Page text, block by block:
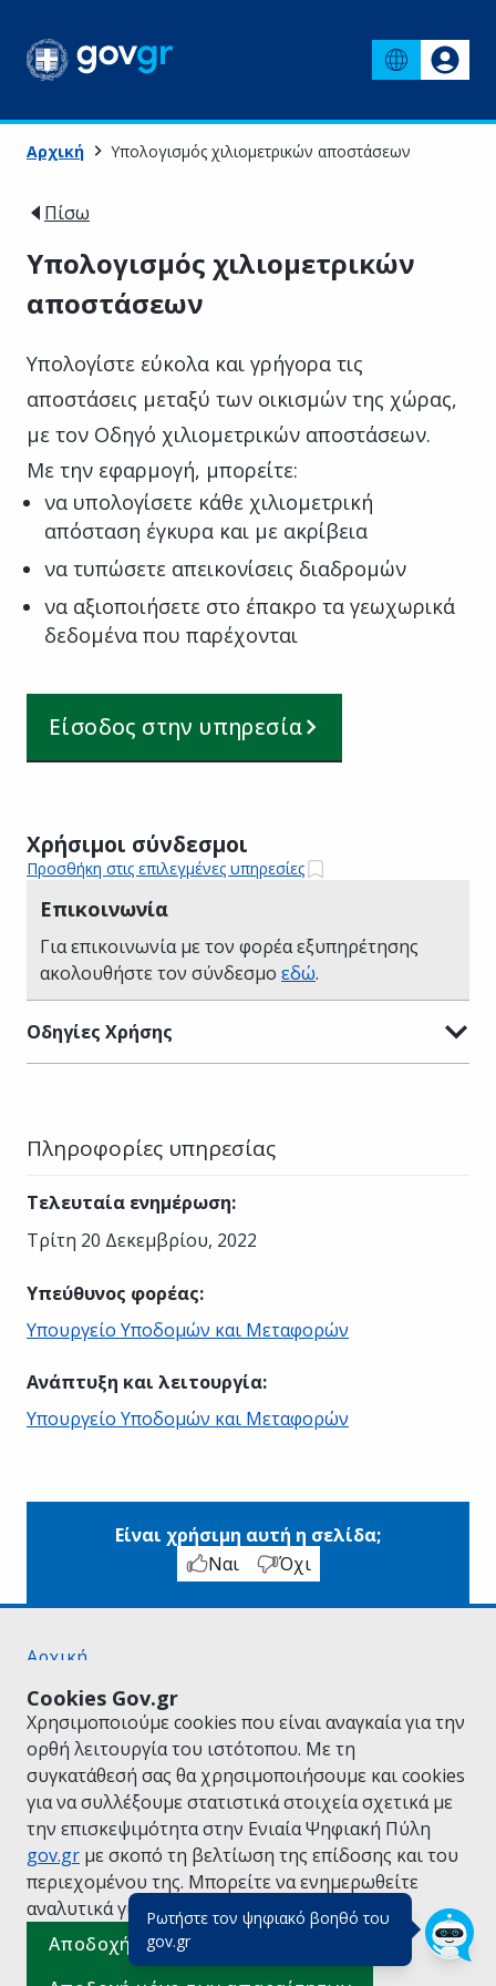
Ρωτήστε τον ψηφιακό βοηθό του
gov.gr(πάτησε για κλείσιμο)
Cookies Gov.gr
Χρησιμοποιούμε cookies που είναι αναγκαία για την
ορθή λειτουργία του ιστότοπου. Με τη
συγκατάθεσή σας θα χρησιμοποιήσουμε και cookies
για να συλλέξουμε στατιστικά στοιχεία σχετικά με
την επισκεψιμότητα στην Ενιαία Ψηφιακή Πύλη
gov.gr με σκοπό τη βελτίωση της επίδοσης και του
περιεχομένου της. Μπορείτε να ενημερωθείτε
αναλυτικά για την Πολιτική Cookies.
Αποδοχή όλων
Αρχική Υπολογισμός χιλιομετρικών αποστάσεων
Πίσω
Υπολογισμός χιλιομετρικών
αποστάσεων
Υπολογίστε εύκολα και γρήγορα τις
αποστάσεις μεταξύ των οικισμών της χώρας,
με τον Οδηγό χιλιομετρικών αποστάσεων.
Με την εφαρμογή, μπορείτε:
να υπολογίσετε κάθε χιλιομετρική
απόσταση έγκυρα και με ακρίβεια
να τυπώσετε απεικονίσεις διαδρομών
να αξιοποιήσετε στο έπακρο τα γεωχωρικά
δεδομένα που παρέχονται
Είσοδος στην υπηρεσία
Χρήσιμοι σύνδεσμοι
Προσθήκη στις επιλεγμένες υπηρεσίες
Επικοινωνία
Για επικοινωνία με τον φορέα εξυπηρέτησης
ακολουθήστε τον σύνδεσμο εδώ.
Οδηγίες Χρήσης
Πληροφορίες υπηρεσίας
Τελευταία ενημέρωση:
Τρίτη 20 Δεκεμβρίου, 2022
Υπεύθυνος φορέας:
Υπουργείο Υποδομών και Μεταφορών
Ανάπτυξη και λειτουργία:
Υπουργείο Υποδομών και Μεταφορών
Είναι χρήσιμη αυτή η σελίδα;
Ναι
Όχι
Αρχική
Όροι Χρήσης
Πολιτική Απορρήτου
Δήλωση προσβασιμότητας
Πολιτική cookies
Προτάσεις για το gov.gr
Υλοποίηση από το Υπουργείο Ψηφιακής
Διακυβέρνησης
Ελληνικά |Αγγλικά